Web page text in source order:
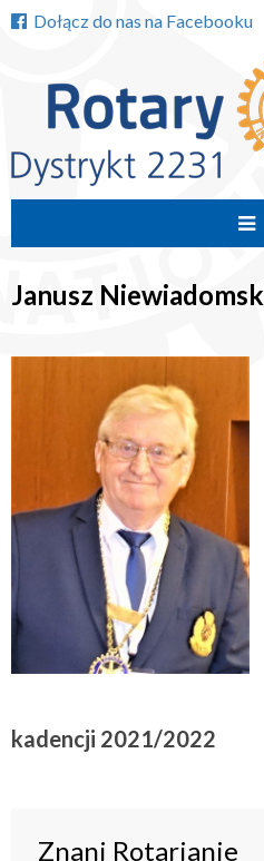
Dołącz do nas na Facebooku
Janusz
kadencji 2021/2022
Znani Rotarianie